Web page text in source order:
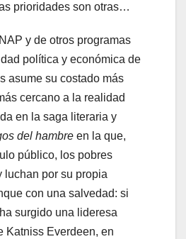
prioridades son otras…
y de otros programas
política y económica de
asume su costado más
cercano a la realidad
en la saga literaria y
del hambre en la que,
público, los pobres
luchan por su propia
con una salvedad: si
surgido una lideresa
Katniss Everdeen, en